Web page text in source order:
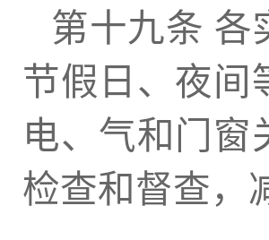
第十九条 各
节假日、夜间
电、气和门窗
检查和督查，